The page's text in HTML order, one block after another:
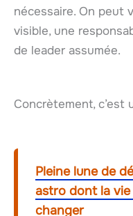
nécessaire. On peut
visible, une
de leader assumée.
Concrètement, c’est
Pleine lune de
astro dont la
changer